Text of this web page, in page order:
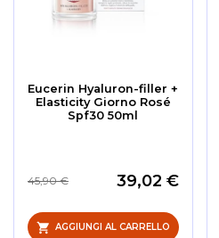
Eucerin Hyaluron-filler +
Elasticity Giorno Rosé
Spf30 50ml
39,02 €
45,90 €
AGGIUNGI AL CARRELLO